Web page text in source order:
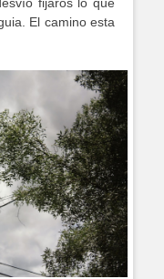
El camino esta